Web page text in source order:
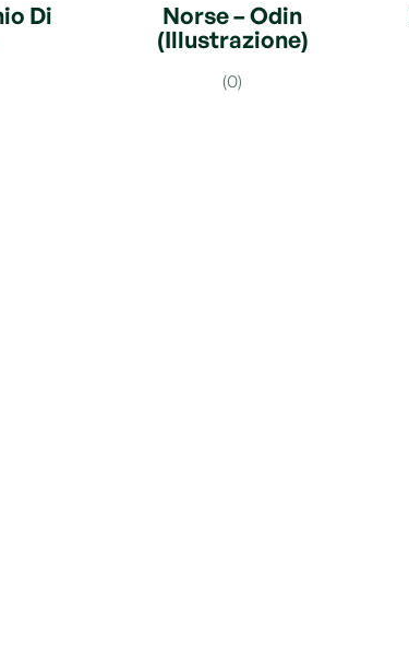
Di
Norse – Odin
(Illustrazione)
(0)